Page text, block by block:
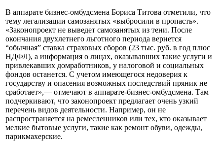
В аппарате бизнес-омбудсмена Бориса Титова отметили, что
тему легализации самозанятых «выбросили в пропасть».
«Законопроект не выведет самозанятых из тени. После
окончания двухлетнего льготного периода вернется
“обычная” ставка страховых сборов (23 тыс. руб. в год плюс
НДФЛ), а информация о лицах, оказывавших такие услуги и
привлекавших домработников, у налоговой и социальных
фондов останется. С учетом имеющегося недоверия к
государству и опасения возможных последствий пряник не
сработает»,— отмечают в аппарате-бизнес-омбудсмена. Там
подчеркивают, что законопроект предлагает очень узкий
перечень видов деятельности. Например, он не
распространяется на ремесленников или тех, кто оказывает
мелкие бытовые услуги, такие как ремонт обуви, одежды,
парикмахерские.